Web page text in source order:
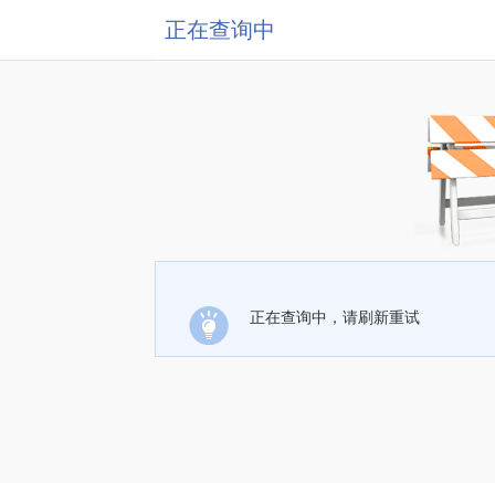
正在查询中
正在查询中，请刷新重试